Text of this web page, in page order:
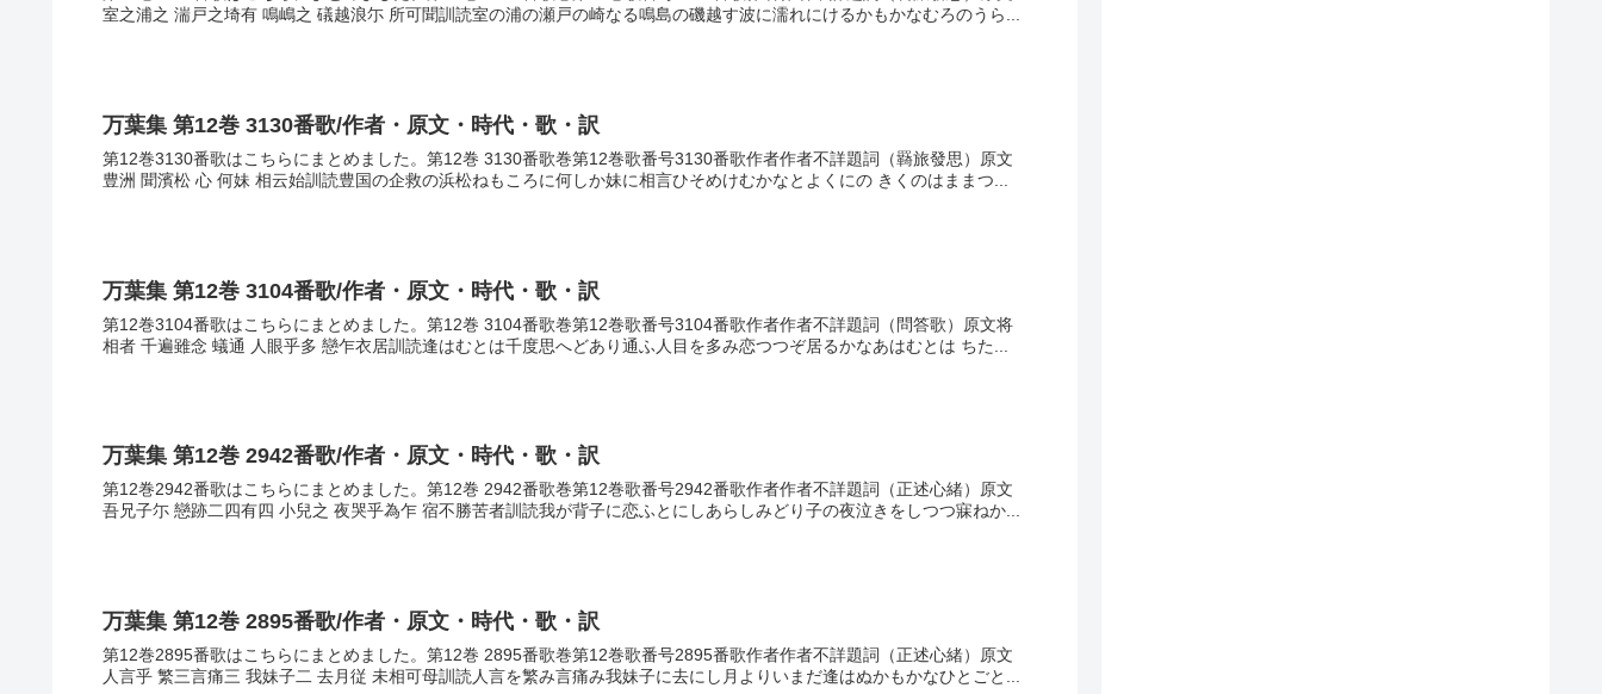
室之浦之 湍戸之埼有 鳴嶋之 礒越浪尓 所可聞訓読室の浦の瀬戸の崎なる鳴島の磯越す波に濡れにけるかもかなむろのうら...
万葉集 第12巻 3130番歌/作者・原文・時代・歌・訳
第12巻3130番歌はこちらにまとめました。第12巻 3130番歌巻第12巻歌番号3130番歌作者作者不詳題詞（羇旅發思）原文
豊洲 聞濱松 心 何妹 相云始訓読豊国の企救の浜松ねもころに何しか妹に相言ひそめけむかなとよくにの きくのはままつ...
万葉集 第12巻 3104番歌/作者・原文・時代・歌・訳
第12巻3104番歌はこちらにまとめました。第12巻 3104番歌巻第12巻歌番号3104番歌作者作者不詳題詞（問答歌）原文将
相者 千遍雖念 蟻通 人眼乎多 戀乍衣居訓読逢はむとは千度思へどあり通ふ人目を多み恋つつぞ居るかなあはむとは ちた...
万葉集 第12巻 2942番歌/作者・原文・時代・歌・訳
第12巻2942番歌はこちらにまとめました。第12巻 2942番歌巻第12巻歌番号2942番歌作者作者不詳題詞（正述心緒）原文
吾兄子尓 戀跡二四有四 小兒之 夜哭乎為乍 宿不勝苦者訓読我が背子に恋ふとにしあらしみどり子の夜泣きをしつつ寐ねか...
万葉集 第12巻 2895番歌/作者・原文・時代・歌・訳
第12巻2895番歌はこちらにまとめました。第12巻 2895番歌巻第12巻歌番号2895番歌作者作者不詳題詞（正述心緒）原文
人言乎 繁三言痛三 我妹子二 去月従 未相可母訓読人言を繁み言痛み我妹子に去にし月よりいまだ逢はぬかもかなひとごと...